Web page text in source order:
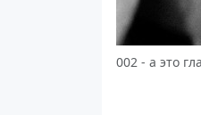
002 - а это